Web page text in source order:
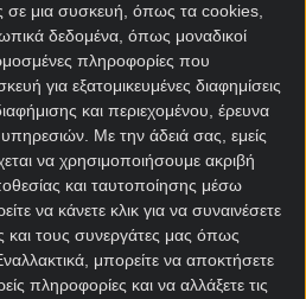
μια συσκευή, όπως τα cookies,
δεδομένα, όπως μοναδικοί
πληροφορίες που
για εξατομικευμένες διαφημίσεις
και περιεχομένου, έρευνα
Με την άδειά σας, εμείς
να χρησιμοποιήσουμε ακριβή
και ταυτοποίησης μέσω
να κάνετε κλικ για να συναινέσετε
και τους συνεργάτες μας όπως
μπορείτε να αποκτήσετε
πληροφορίες και να αλλάξετε τις
στοίχημα
συγκαταλέγεται στα
του Μουντιάλ. Όμως θα
πράξη ότι μπορεί να
1 της πρεμιέρας με το Κογκό
των Πορτογάλων. Και
ελπίδες πρόκρισης
εντελώς από απόψε κιόλας,
να κερδίσει.